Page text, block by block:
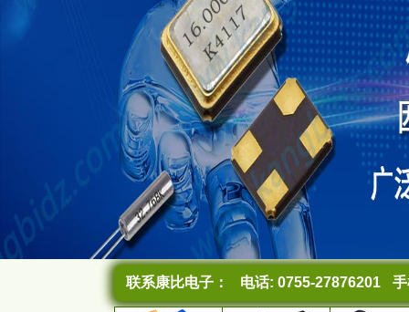
联系康比电子： 电话: 0755-27876201